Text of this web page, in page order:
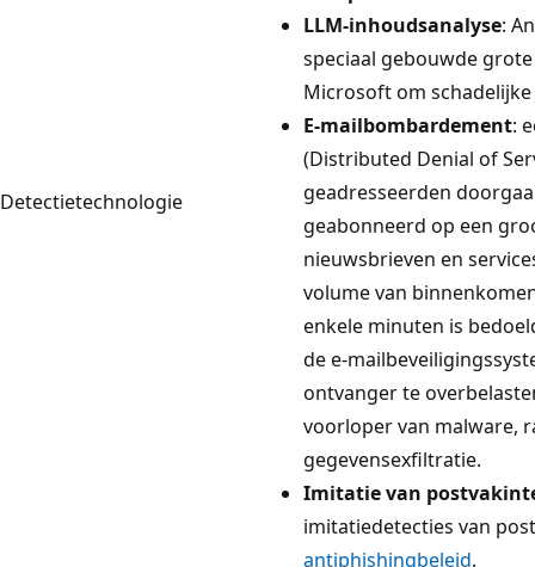
Detectietechnologie
LLM-inhoudsanalyse:
speciaal gebouwde
Microsoft om
E-mailbombardement:
(Distributed Denial of
geadresseerden
geabonneerd op een
nieuwsbrieven en
volume van
enkele minuten is
de e-
ontvanger te
voorloper van malware,
gegevensexfiltratie.
Imitatie van
imitatiedetecties van
antiphishingbeleid.